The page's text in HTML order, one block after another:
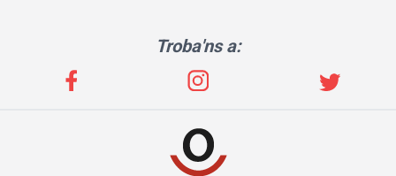
Troba'ns a: